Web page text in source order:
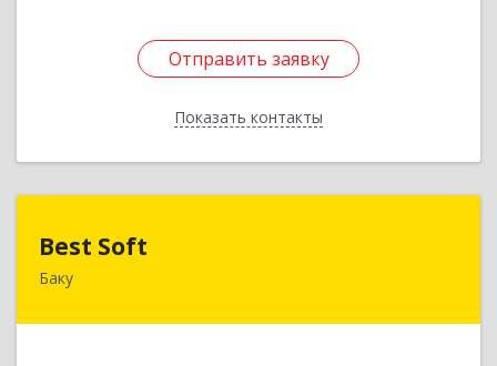
Отправить заявку
Показать контакты
Отправить заявку
Назад
Best Soft
БакуАзербайджан, Баку, AZ1029, Пр. Г. Алиева 95,